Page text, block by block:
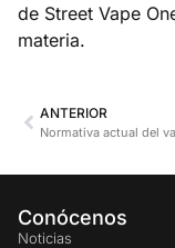
de Street Vape
materia.
ANTERIOR
Conócenos
Noticias